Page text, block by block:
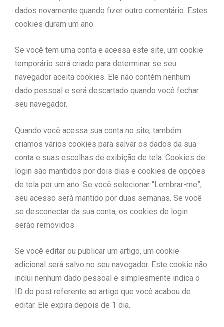
dados novamente quando fizer outro comentário. Estes
cookies duram um ano.
Se você tem uma conta e acessa este site, um cookie
temporário será criado para determinar se seu
navegador aceita cookies. Ele não contém nenhum
dado pessoal e será descartado quando você fechar
seu navegador.
Quando você acessa sua conta no site, também
criamos vários cookies para salvar os dados da sua
conta e suas escolhas de exibição de tela. Cookies de
login são mantidos por dois dias e cookies de opções
de tela por um ano. Se você selecionar “Lembrar-me”,
seu acesso será mantido por duas semanas. Se você
se desconectar da sua conta, os cookies de login
serão removidos.
Se você editar ou publicar um artigo, um cookie
adicional será salvo no seu navegador. Este cookie não
inclui nenhum dado pessoal e simplesmente indica o
ID do post referente ao artigo que você acabou de
editar. Ele expira depois de 1 dia.